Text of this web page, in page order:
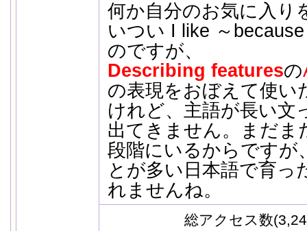
何か自分のお気に入り
いつい I like ～
のですが、
Describing featuresの
の表現をおぼえて使い
けれど、主語が長い文
出てきません。まだま
段階にいるからですが
とが多い日本語で育っ
れませんね。
総アクセス数